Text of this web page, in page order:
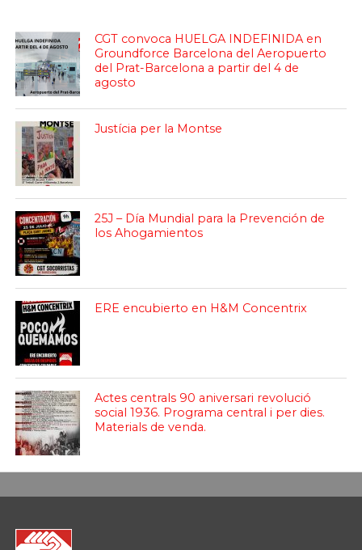
CGT convoca HUELGA INDEFINIDA en
Groundforce Barcelona del Aeropuerto
del Prat-Barcelona a partir del 4 de
agosto
Justícia per la Montse
25J – Día Mundial para la Prevención de
los Ahogamientos
ERE encubierto en H&M Concentrix
Actes centrals 90 aniversari revolució
social 1936. Programa central i per dies.
Materials de venda.